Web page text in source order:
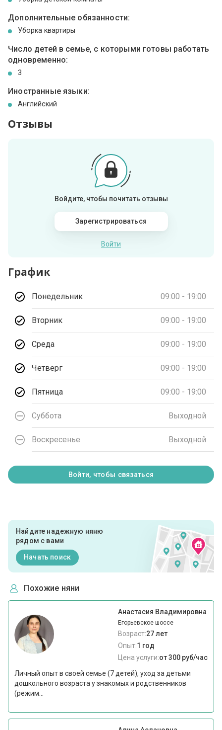
Дополнительные обязанности:
Уборка квартиры
Число детей в семье, с которыми готовы работать
одновременно:
3
Иностранные языки:
Английский
Отзывы
Войдите, чтобы почитать отзывы
Зарегистрироваться
Войти
График
Понедельник 09:00 - 19:00
Вторник 09:00 - 19:00
Среда 09:00 - 19:00
Четверг 09:00 - 19:00
Пятница 09:00 - 19:00
Суббота Выходной
Воскресенье Выходной
Войти, чтобы связаться
Найдите надежную няню
рядом с вами
Начать поиск
Похожие няни
Анастасия Владимировна
Егорьевское шоссе
Возраст:27 лет
Опыт:1 год
Цена услуги:от 300 руб/час
Личный опыт в своей семье (7 детей), уход за детьми
дошкольного возраста у знакомых и родственников
(режим...